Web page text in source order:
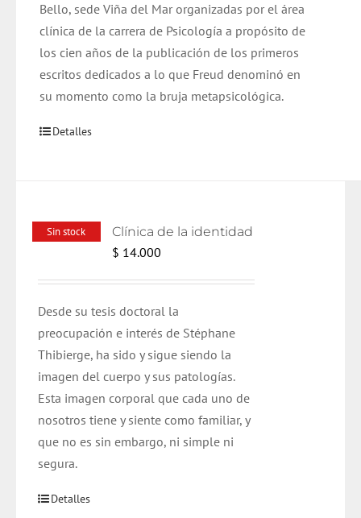
Bello, sede Viña del Mar organizadas por el área
clínica de la carrera de Psicología a propósito de
los cien años de la publicación de los primeros
escritos dedicados a lo que Freud denominó en
su momento como la bruja metapsicológica.
Detalles
Sin stock Clínica de la identidad
$ 14.000
Desde su tesis doctoral la
preocupación e interés de Stéphane
Thibierge, ha sido y sigue siendo la
imagen del cuerpo y sus patologías.
Esta imagen corporal que cada uno de
nosotros tiene y siente como familiar, y
que no es sin embargo, ni simple ni
segura.
Detalles